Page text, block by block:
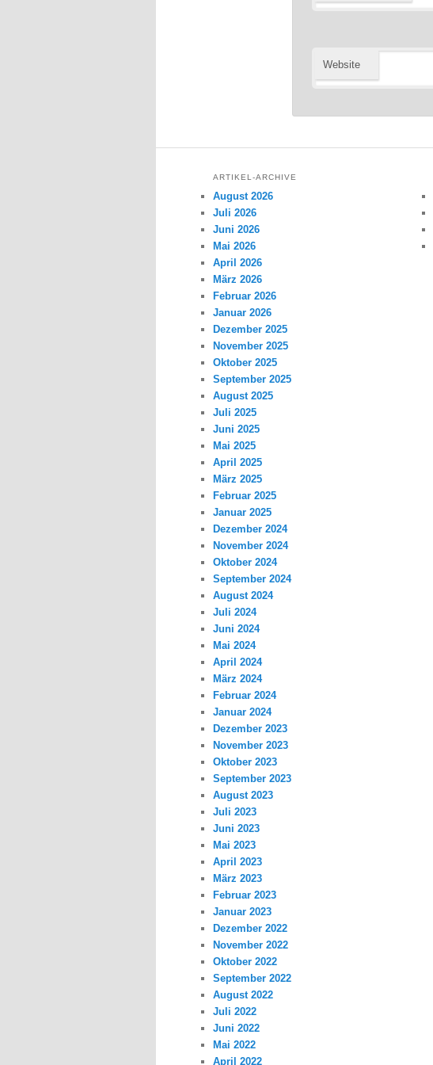
Website
ARTIKEL-ARCHIVE
August 2026
Juli 2026
Juni 2026
Mai 2026
April 2026
März 2026
Februar 2026
Januar 2026
Dezember 2025
November 2025
Oktober 2025
September 2025
August 2025
Juli 2025
Juni 2025
Mai 2025
April 2025
März 2025
Februar 2025
Januar 2025
Dezember 2024
November 2024
Oktober 2024
September 2024
August 2024
Juli 2024
Juni 2024
Mai 2024
April 2024
März 2024
Februar 2024
Januar 2024
Dezember 2023
November 2023
Oktober 2023
September 2023
August 2023
Juli 2023
Juni 2023
Mai 2023
April 2023
März 2023
Februar 2023
Januar 2023
Dezember 2022
November 2022
Oktober 2022
September 2022
August 2022
Juli 2022
Juni 2022
Mai 2022
April 2022